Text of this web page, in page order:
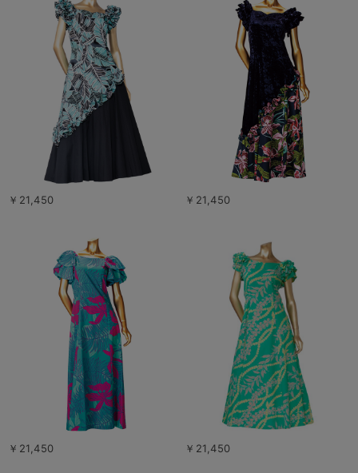
￥21,450 ￥21,450
￥21,450 ￥21,450